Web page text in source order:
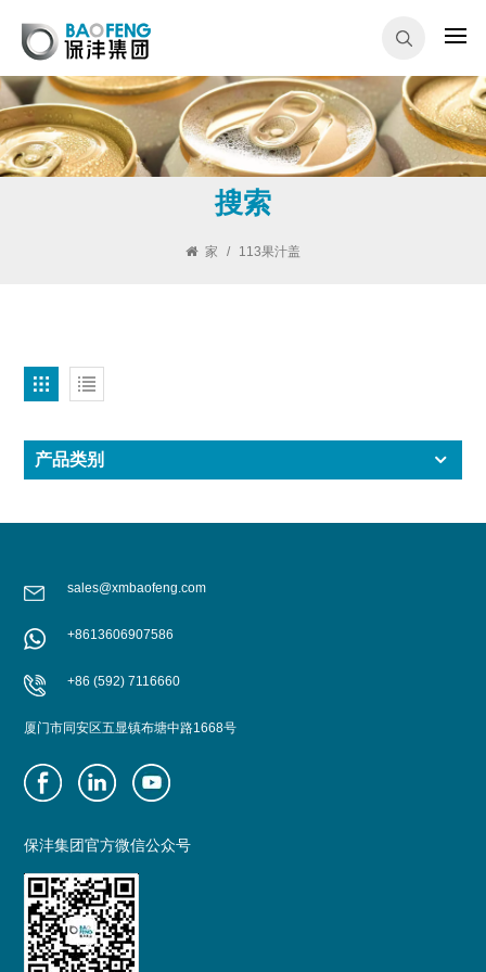
搜索
家 / 113果汁盖
产品类别
sales@xmbaofeng.com
+8613606907586
+86 (592) 7116660
厦门市同安区五显镇布塘中路1668号
保沣集团官方微信公众号